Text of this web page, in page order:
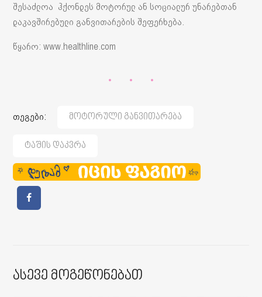
შესაძლოა ჰქონდეს მოტორულ ან სოციალურ უნარებთან
დაკავშირებული განვითარების შეფერხება.
წყარო: www.healthline.com
თეგები: Მოტორული Განვითარება
Ტაშის Დაკვრა
Ასევე Მოგეწონებათ